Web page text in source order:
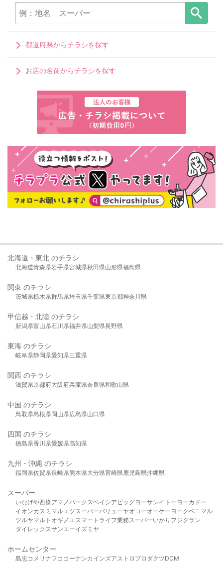
都道府県からチラシを探す
お店の名前からチラシを探す
北海道・東北 のチラシ
北海道青森県岩手県宮城県秋田県山形県福島県
関東 のチラシ
茨城県栃木県群馬県埼玉県千葉県東京都神奈川県
甲信越・北陸 のチラシ
新潟県富山県石川県福井県山梨県長野県
東海 のチラシ
岐阜県静岡県愛知県三重県
関西 のチラシ
滋賀県京都府大阪府兵庫県奈良県和歌山県
中国 のチラシ
鳥取県島根県岡山県広島県山口県
四国 のチラシ
徳島県香川県愛媛県高知県
九州・沖縄 のチラシ
福岡県佐賀県長崎県熊本県大分県宮崎県鹿児島県沖縄県
スーパー
いなげや西條アマノパークスベイシア ビッグヨーサンイトーヨーカドー
イオンカスミ マルエツスーパーバリューヤオコーオーケー ヨークベニマル
ツルヤマルト オギノ エスマート ライフ業務スーパーいかり フジグラン
ダイレックスサンエーイズミヤ
ホームセンター
島忠 コメリ ナフコ コーナンカインズアストロプロダクツDCM